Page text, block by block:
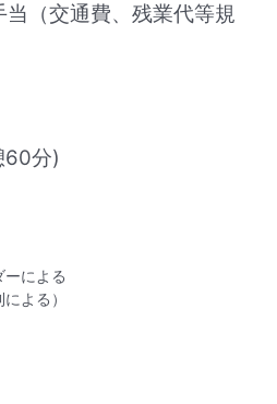
（交通費、残業代等規
60分)
ーによる
よる）